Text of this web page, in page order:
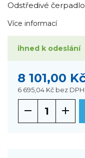
Odstředivé čerpadlo
Více informací
ihned k odeslání
8 101,00
6 695,04 Kč bez DPH